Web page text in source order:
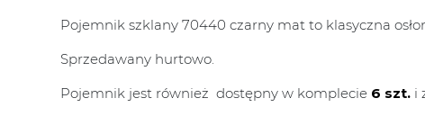
Pojemnik szklany 70440 czarny mat to klasyczna
Sprzedawany hurtowo.
Pojemnik jest również dostępny w komplecie 6 szt. i